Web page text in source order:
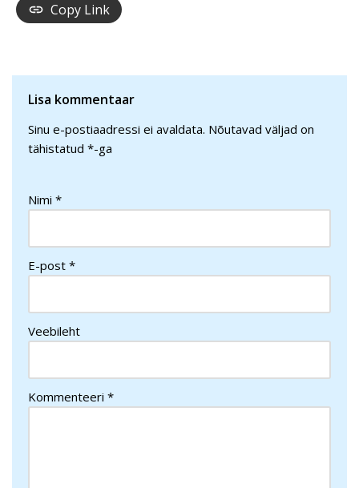
Copy Link
Lisa kommentaar
Sinu e-postiaadressi ei avaldata. Nõutavad väljad on
tähistatud *-ga
Nimi *
E-post *
Veebileht
Kommenteeri *